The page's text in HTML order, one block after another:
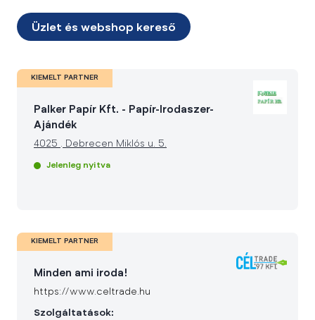
Üzlet és webshop kereső
KIEMELT PARTNER
Palker Papír Kft. - Papír-Irodaszer-
Ajándék
4025 . Debrecen Miklós u. 5.
Jelenleg nyitva
KIEMELT PARTNER
Minden ami iroda!
https://www.celtrade.hu
Szolgáltatások: